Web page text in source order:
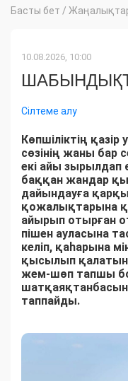
Басты бет /
10.08.2026, 10:00
Сілтеме алу
Көпшіліктің
сөзінің жаны бар
екі айы
баққан жандар
дайындауға
қожалықтарына
айырып отырған
пішен ауласына
келіп, қаһарына
қысылып
жем-шөп тапшы
таппайды.